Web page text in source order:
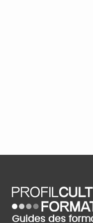
Guides des